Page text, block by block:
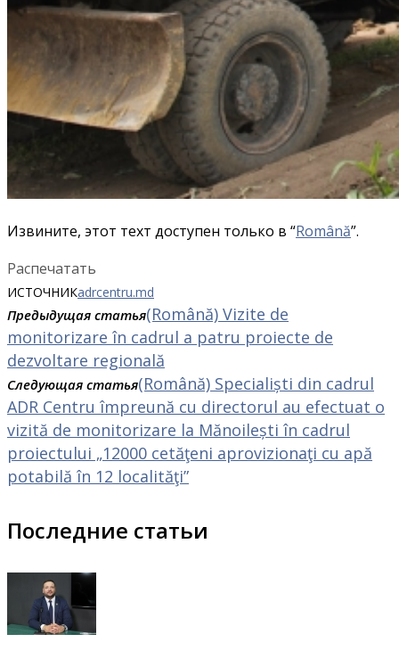
Извините, этот техт доступен только в “Română”.
Распечатать
ИСТОЧНИКadrcentru.md
Предыдущая статья(Română) Vizite de
monitorizare în cadrul a patru proiecte de
dezvoltare regională
Следующая статья(Română) Specialiști din cadrul
ADR Centru împreună cu directorul au efectuat o
vizită de monitorizare la Mănoilești în cadrul
proiectului „12000 cetăţeni aprovizionaţi cu apă
potabilă în 12 localităţi”
Последние статьи